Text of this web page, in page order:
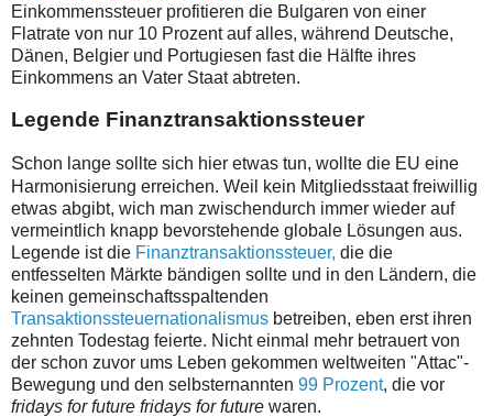
Einkommenssteuer profitieren die Bulgaren von einer
Flatrate von nur 10 Prozent auf alles, während Deutsche,
Dänen, Belgier und Portugiesen fast die Hälfte ihres
Einkommens an Vater Staat abtreten.
Legende Finanztransaktionssteuer
Schon lange sollte sich hier etwas tun, wollte die EU eine
Harmonisierung erreichen. Weil kein Mitgliedsstaat freiwillig
etwas abgibt, wich man zwischendurch immer wieder auf
vermeintlich knapp bevorstehende globale Lösungen aus.
Legende ist die Finanztransaktionssteuer, die die
entfesselten Märkte bändigen sollte und in den Ländern, die
keinen gemeinschaftsspaltenden
Transaktionssteuernationalismus betreiben, eben erst ihren
zehnten Todestag feierte. Nicht einmal mehr betrauert von
der schon zuvor ums Leben gekommen weltweiten "Attac"-
Bewegung und den selbsternannten 99 Prozent, die vor
fridays for future fridays for future waren.